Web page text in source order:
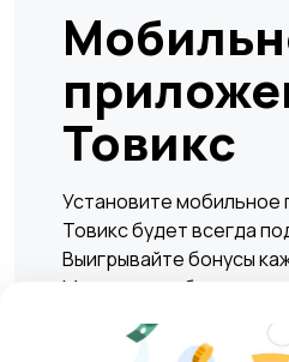
Товикс
Установите мобильное
Товикс будет всегда
Выигрывайте бонусы
Мгновенно и безопасно
сделки по покупке или